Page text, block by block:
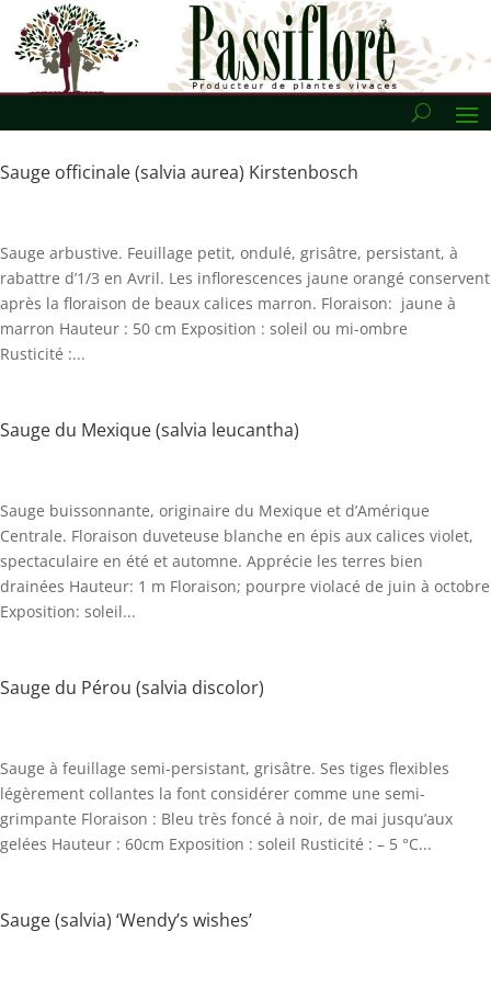
Sauge officinale (salvia aurea) Kirstenbosch
Sauge arbustive. Feuillage petit, ondulé, grisâtre, persistant, à
rabattre d’1/3 en Avril. Les inflorescences jaune orangé conservent
après la floraison de beaux calices marron. Floraison: jaune à
marron Hauteur : 50 cm Exposition : soleil ou mi-ombre
Rusticité :...
Sauge du Mexique (salvia leucantha)
Sauge buissonnante, originaire du Mexique et d’Amérique
Centrale. Floraison duveteuse blanche en épis aux calices violet,
spectaculaire en été et automne. Apprécie les terres bien
drainées Hauteur: 1 m Floraison; pourpre violacé de juin à octobre
Exposition: soleil...
Sauge du Pérou (salvia discolor)
Sauge à feuillage semi-persistant, grisâtre. Ses tiges flexibles
légèrement collantes la font considérer comme une semi-
grimpante Floraison : Bleu très foncé à noir, de mai jusqu’aux
gelées Hauteur : 60cm Exposition : soleil Rusticité : – 5 °C...
Sauge (salvia) ‘Wendy’s wishes’